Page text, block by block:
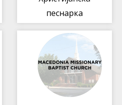
песнарка